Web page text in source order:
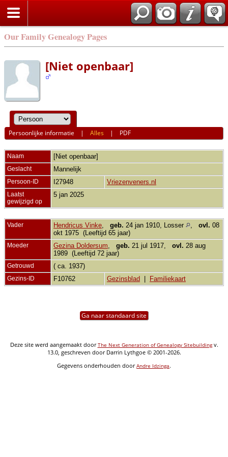
Our Family Genealogy Pages
[Niet openbaar]
Persoonlijke informatie |Alles | PDF
Naam [Niet openbaar]
Geslacht Mannelijk
Persoon-ID I27948 Vriezenveners.nl
Laatst
gewijzigd op
5 jan 2025
Vader Hendricus Vinke geb. 24 jan 1910, Losser ovl. 08
okt 1975 (Leeftijd 65 jaar)
Moeder Gezina Doldersum geb. 21 jul 1917, ovl. 28 aug
1989 (Leeftijd 72 jaar)
Getrouwd ( ca. 1937)
Gezins-ID F10762 Gezinsblad Familiekaart
Ga naar standaard site
Deze site werd aangemaakt doorThe Next Generation of Genealogy Sitebuildingv.
13.0, geschreven door Darrin Lythgoe © 2001-2026.
Gegevens onderhouden doorAndre Idzinga.